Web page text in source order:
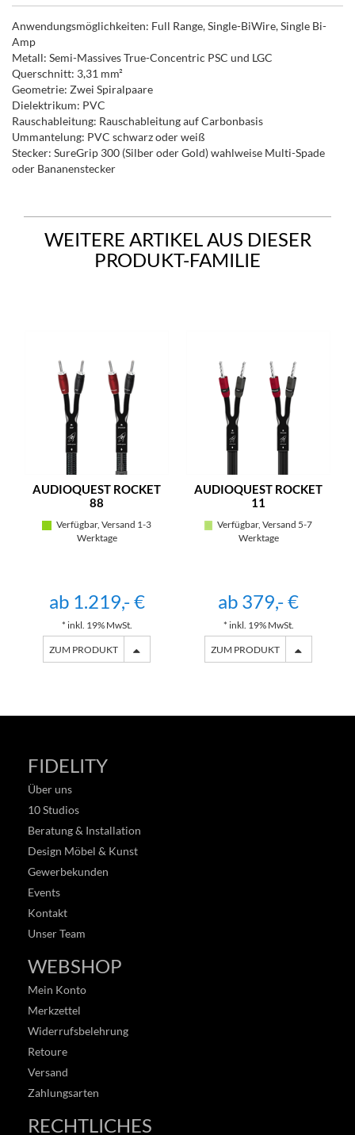
Anwendungsmöglichkeiten: Full Range, Single-BiWire, Single Bi-
Amp
Metall: Semi-Massives True-Concentric PSC und LGC
Querschnitt: 3,31 mm²
Geometrie: Zwei Spiralpaare
Dielektrikum: PVC
Rauschableitung: Rauschableitung auf Carbonbasis
Ummantelung: PVC schwarz oder weiß
Stecker: SureGrip 300 (Silber oder Gold) wahlweise Multi-Spade
oder Bananenstecker
WEITERE ARTIKEL AUS DIESER
PRODUKT-FAMILIE
AUDIOQUEST ROCKET
88
Verfügbar, Versand 1-3
Werktage
ab 1.219,- €
* inkl. 19% MwSt.
ZUM PRODUKT
AUDIOQUEST ROCKET
11
Verfügbar, Versand 5-7
Werktage
ab 379,- €
* inkl. 19% MwSt.
ZUM PRODUKT
FIDELITY
Über uns
10 Studios
Beratung & Installation
Design Möbel & Kunst
Gewerbekunden
Events
Kontakt
Unser Team
WEBSHOP
Mein Konto
Merkzettel
Widerrufsbelehrung
Retoure
Versand
Zahlungsarten
RECHTLICHES